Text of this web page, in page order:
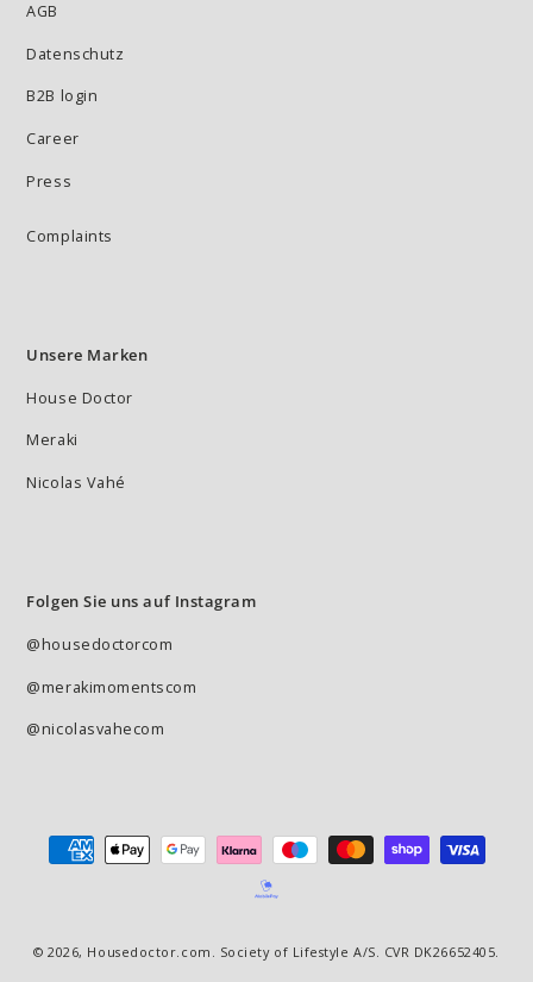
AGB
Datenschutz
B2B login
Career
Press
Complaints
Unsere Marken
House Doctor
Meraki
Nicolas Vahé
Folgen Sie uns auf Instagram
@housedoctorcom
@merakimomentscom
@nicolasvahecom
© 2026, Housedoctor.com . Society of Lifestyle A/S. CVR DK26652405.
Zahlungsmöglichkeiten